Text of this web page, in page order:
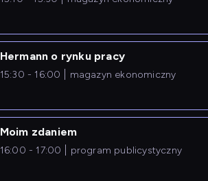
Hermann o rynku pracy
15:30 - 16:00 magazyn ekonomiczny
Moim zdaniem
16:00 - 17:00 program publicystyczny